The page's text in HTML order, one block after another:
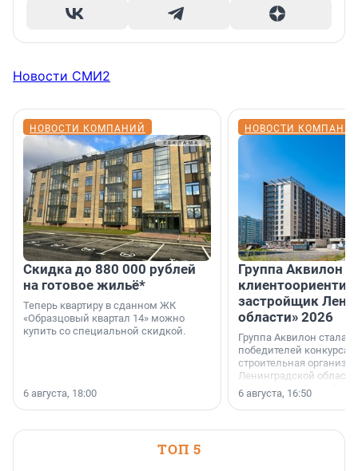
Новости СМИ2
НОВОСТИ КОМПАНИЙ
Скидка до 880 000 рублей
на готовое жильё*
Теперь квартиру в сданном ЖК
«Образцовый квартал 14» можно
купить со специальной скидкой.
6 августа, 18:00
НОВОСТИ
Группа Аквилон
застройщик
области» 2026
Группа Аквилон стала
победителей конкурса
строительная
Ленинградской области
номинации «Самый
застройщик
области».
6 августа, 16:50
ТОП 5